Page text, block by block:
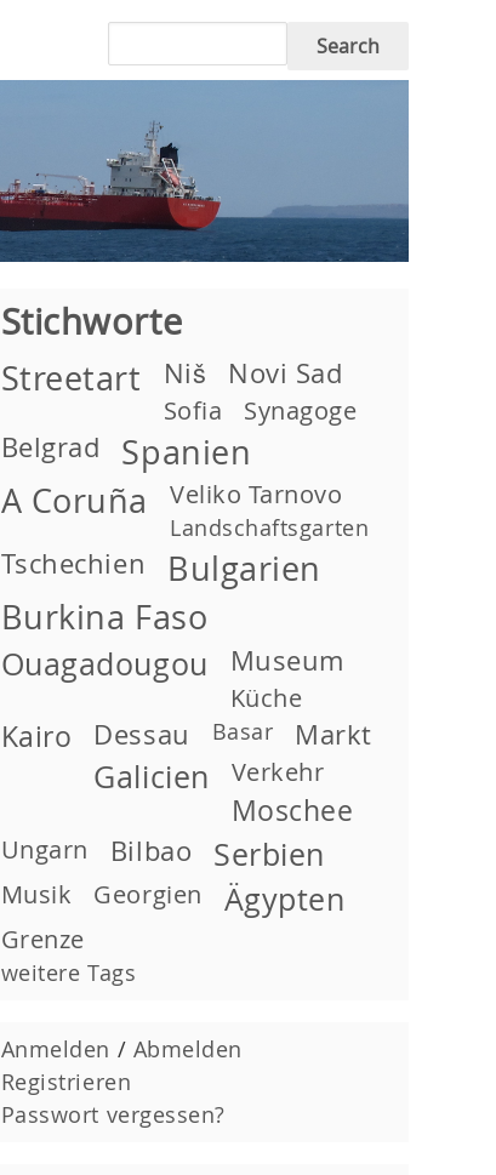
Stichworte
Streetart Niš Novi Sad
Sofia Synagoge
Belgrad
Spanien
A Coruña
Veliko Tarnovo
Landschaftsgarten
Tschechien
Bulgarien
Burkina Faso
Ouagadougou Museum
Küche
Kairo Dessau Basar Markt
Galicien Verkehr
Moschee
Ungarn Bilbao Serbien
Musik Georgien Ägypten
Grenze
weitere Tags
Anmelden / Abmelden
Registrieren
Passwort vergessen?